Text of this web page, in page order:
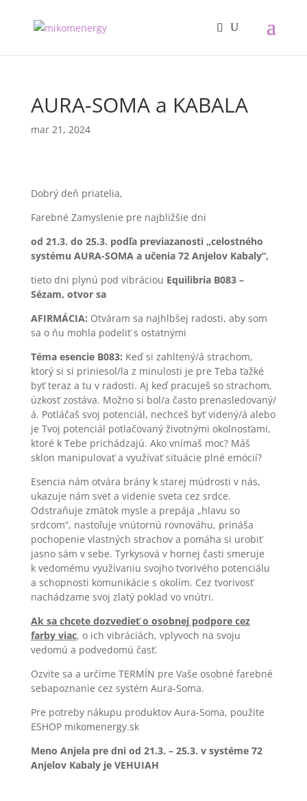
AURA-SOMA a KABALA
mar 21, 2024
Dobrý deň priatelia,
Farebné Zamyslenie pre najbližšie dni
od 21.3. do 25.3. podľa previazanosti „celostného
systému AURA-SOMA a učenia 72 Anjelov Kabaly“,
tieto dni plynú pod vibráciou Equilibria B083 –
Sézam, otvor sa
AFIRMÁCIA: Otváram sa najhlbšej radosti, aby som
sa o ňu mohla podeliť s ostatnými
Téma esencie B083: Keď si zahltený/á strachom,
ktorý si si priniesol/la z minulosti je pre Teba ťažké
byť teraz a tu v radosti. Aj keď pracuješ so strachom,
úzkosť zostáva. Možno si bol/a často prenasledovaný/
á. Potláčaš svoj potenciál, nechceš byť videný/á alebo
je Tvoj potenciál potlačovaný životnými okolnosťami,
ktoré k Tebe prichádzajú. Ako vnímaš moc? Máš
sklon manipulovať a využívať situácie plné emócií?
Esencia nám otvára brány k starej múdrosti v nás,
ukazuje nám svet a videnie sveta cez srdce.
Odstraňuje zmätok mysle a prepája „hlavu so
srdcom“, nastoľuje vnútornú rovnováhu, prináša
pochopenie vlastných strachov a pomáha si urobiť
jasno sám v sebe. Tyrkysová v hornej časti smeruje
k vedomému využívaniu svojho tvorivého potenciálu
a schopnosti komunikácie s okolím. Cez tvorivosť
nachádzame svoj zlatý poklad vo vnútri.
Ak sa chcete dozvedieť o osobnej podpore cez
farby viac, o ich vibráciách, vplyvoch na svoju
vedomú a podvedomú časť.
Ozvite sa a určíme TERMÍN pre Vaše osobné farebné
sebapoznanie cez systém Aura-Soma.
Pre potreby nákupu produktov Aura-Soma, použite
ESHOP mikomenergy.sk
Meno Anjela pre dni od 21.3. – 25.3. v systéme 72
Anjelov Kabaly je VEHUIAH